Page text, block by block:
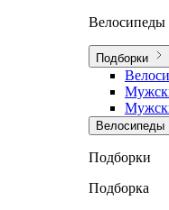
Велосипеды
Подборки
Велосипеды
Подборки
Подборка